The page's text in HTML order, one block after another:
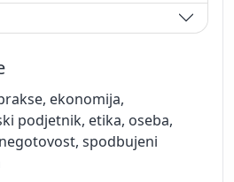
ekonomija,
podjetnik, etika, oseba,
spodbujeni